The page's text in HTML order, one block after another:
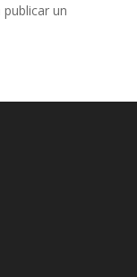
publicar un